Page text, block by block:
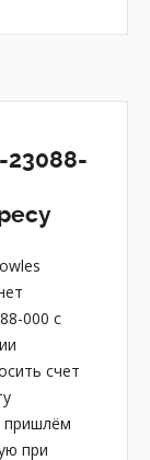
23088-
000 с
счет
пришлём
при